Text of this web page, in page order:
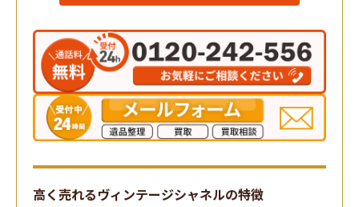
高く売れるヴィンテージシャネルの特徴